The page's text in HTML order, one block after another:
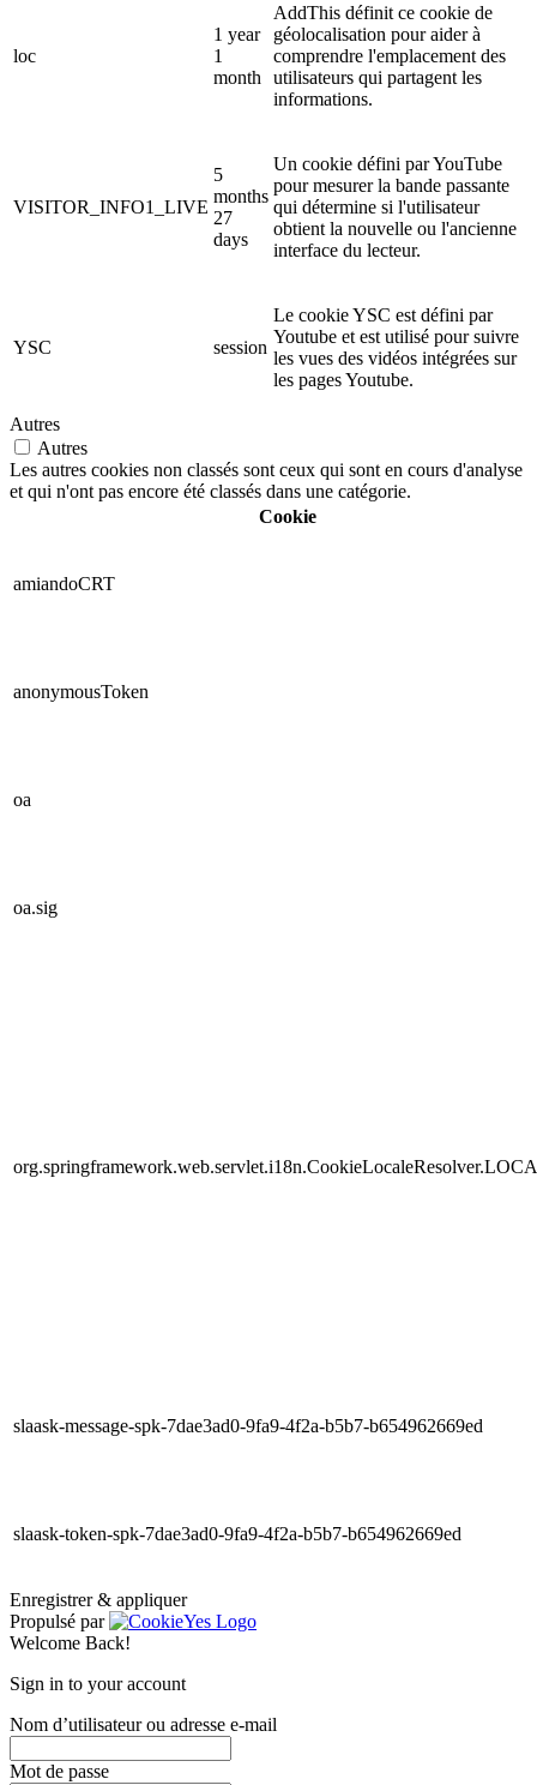
loc
1 year
1
month
AddThis définit ce cookie de
géolocalisation pour aider à
comprendre l'emplacement des
utilisateurs qui partagent les
informations.
VISITOR_INFO1_LIVE
5
months
27
days
Un cookie défini par YouTube
pour mesurer la bande passante
qui détermine si l'utilisateur
obtient la nouvelle ou l'ancienne
interface du lecteur.
YSC session
Le cookie YSC est défini par
Youtube et est utilisé pour suivre
les vues des vidéos intégrées sur
les pages Youtube.
Autres
Autres
Les autres cookies non classés sont ceux qui sont en cours d'analyse
et qui n'ont pas encore été classés dans une catégorie.
Cookie
amiandoCRT
anonymousToken
oa
oa.sig
slaask-message-spk-7dae3ad0-9fa9-4f2a-b5b7-b654962669ed
slaask-token-spk-7dae3ad0-9fa9-4f2a-b5b7-b654962669ed
Enregistrer & appliquer
Propulsé par
Welcome Back!
Sign in to your account
Nom d’utilisateur ou adresse e-mail
Mot de passe